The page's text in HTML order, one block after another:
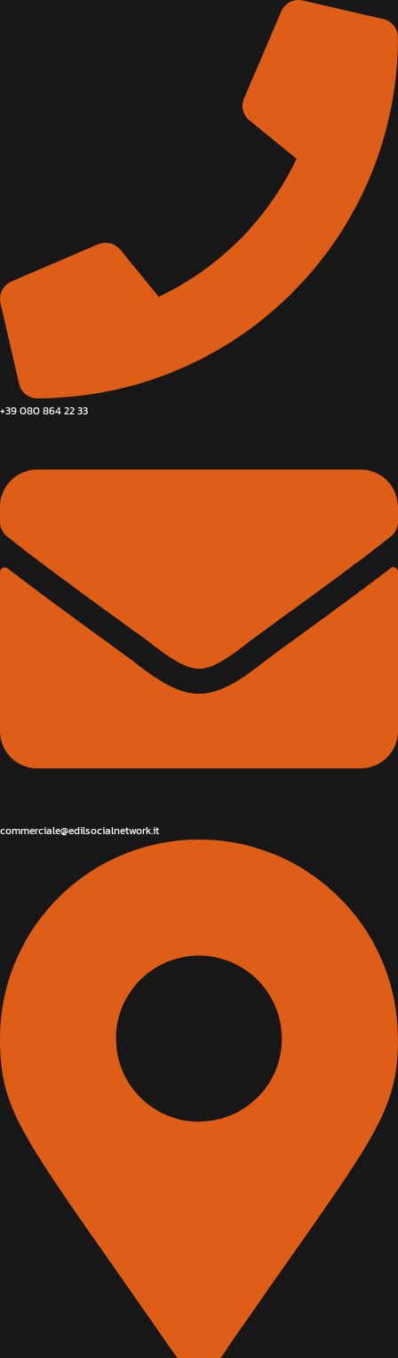
+39 080 864 22 33
commerciale@edilsocialnetwork.it